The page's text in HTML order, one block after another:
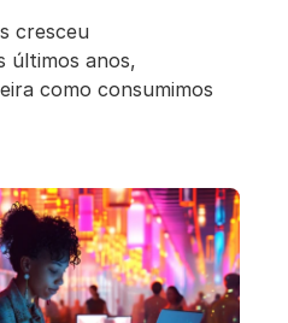
cresceu
últimos anos,
como consumimos